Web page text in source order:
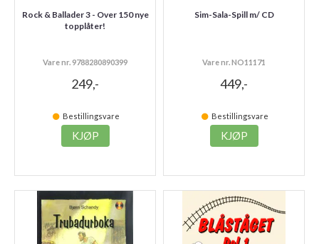
Rock & Ballader 3 - Over 150 nye
topplåter!
Vare nr. 9788280890399
249,-
Bestillingsvare
KJØP
Sim-Sala-Spill m/ CD
Vare nr. NO11171
449,-
Bestillingsvare
KJØP